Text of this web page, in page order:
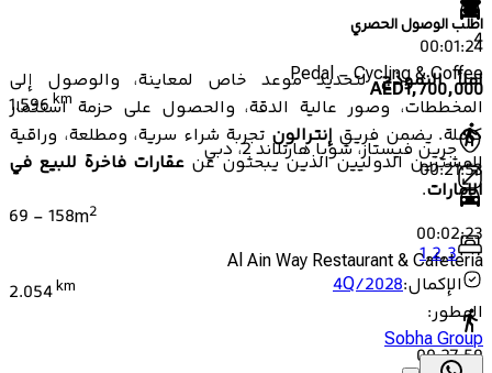
اطلب الوصول الحصري
املأ النموذجلتحديد موعد خاص لمعاينة، والوصول إلى
المخططات، وصور عالية الدقة، والحصول على حزمة استثمار
كاملة. يضمن فريق إنترالون تجربة شراء سرية، ومطلعة، وراقية
للمشترين الدوليين الذين يبحثون عن عقارات فاخرة للبيع في
الإمارات.
00:01:24
Pedal - Cycling & Coffee
1.596km
00:21:53
00:02:23
Al Ain Way Restaurant & Cafeteria
2.054km
00:27:59
4
AED1,700,000
جرين فيستاز، شوبا هارتلاند 2، دبي
69 - 158m2
1,2,3
الإكمال:
4Q/2028
المطور:
Sobha Group